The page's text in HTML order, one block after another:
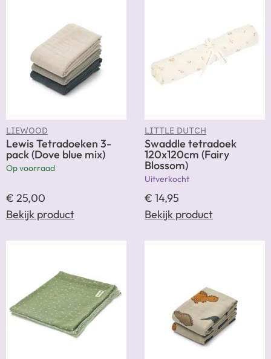
LIEWOOD
Lewis Tetradoeken 3-
pack (Dove blue mix)
Op voorraad
€ 25,00
Bekijk product
LITTLE DUTCH
Swaddle tetradoek
120x120cm (Fairy
Blossom)
Uitverkocht
€ 14,95
Bekijk product